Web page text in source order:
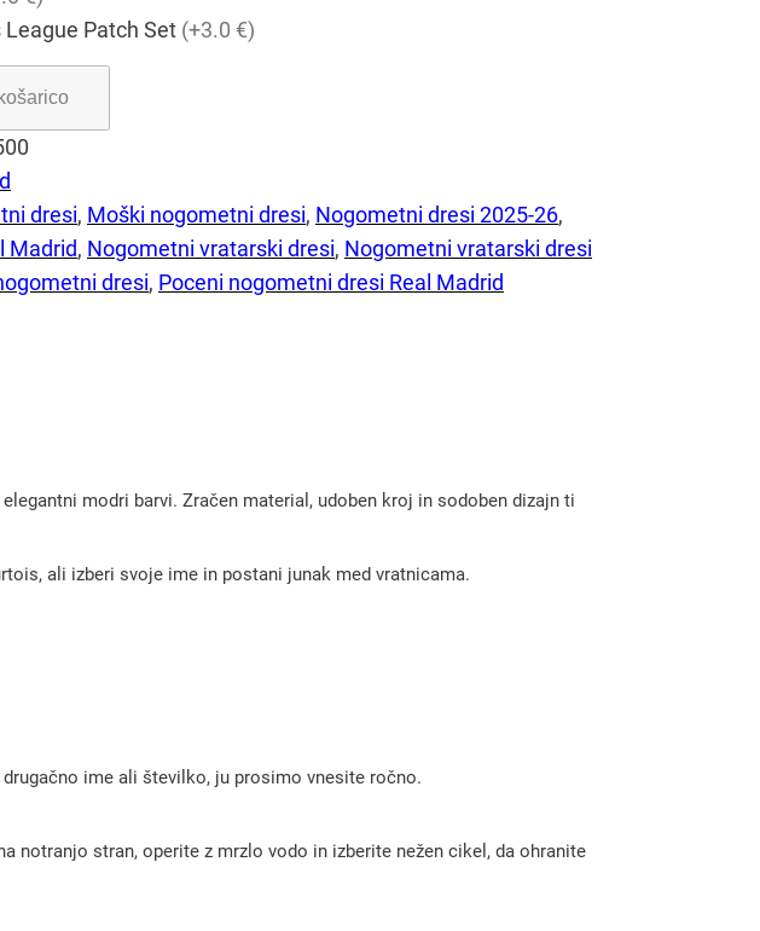
League Patch Set (+3.0 €)
dresi, Moški nogometni dresi, Nogometni dresi 2025-26
Madrid, Nogometni vratarski dresi, Nogometni vratarski dresi
dresi, Poceni nogometni dresi Real Madrid
modri barvi. Zračen material, udoben kroj in sodoben dizajn ti
ali izberi svoje ime in postani junak med vratnicama.
ime ali številko, ju prosimo vnesite ročno.
notranjo stran, operite z mrzlo vodo in izberite nežen cikel, da ohranite